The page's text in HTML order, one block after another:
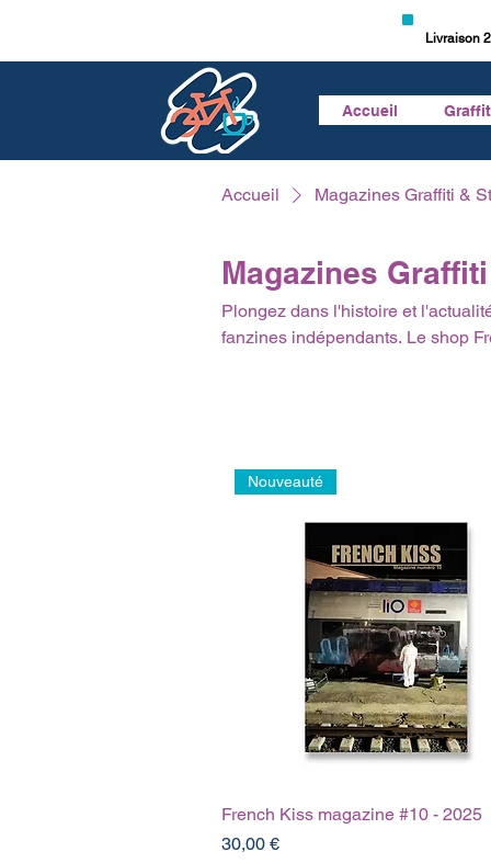
Livraison
Accueil
Accueil Magazines Graffiti &
Magazines
Plongez dans l'histoire et
fanzines indépendants. Le shop
presse street-art.
Nouveauté
French Kiss magazine #10 - 2025
Prix
30,00 €